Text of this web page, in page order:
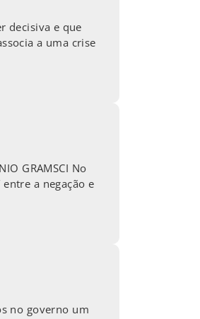
decisiva e que
a uma crise
GRAMSCI No
a negação e
no governo um